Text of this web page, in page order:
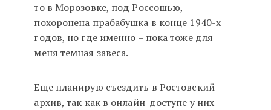
то в Морозовке, под Россошью,
похоронена прабабушка в конце 1940-х
годов, но где именно – пока тоже для
меня темная завеса.
Еще планирую съездить в Ростовский
архив, так как в онлайн-доступе у них